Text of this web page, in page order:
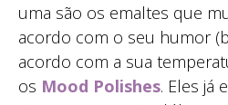
uma são os emaltes que
acordo com o seu humor
acordo com a sua
os Mood Polishes. Eles já